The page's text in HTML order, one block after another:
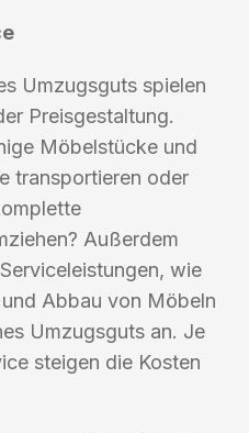
Umzugsguts spielen
Preisgestaltung.
Möbelstücke und
transportieren oder
Außerdem
wie
Abbau von Möbeln
Umzugsguts an. Je
steigen die Kosten